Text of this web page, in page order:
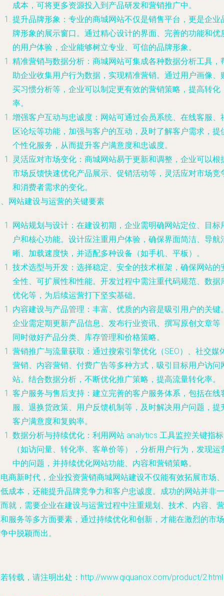
成本，可将更多资源投入到产品研发和营销推广中。
提升品牌形象：专业的商城网站不仅是销售平台，更是企业
牌形象的展示窗口。通过精心设计的界面、完善的功能和优
的用户体验，企业能够树立专业、可信的品牌形象。
精准营销与数据分析：商城网站可集成各种数据分析工具，
助企业收集用户行为数据，实现精准营销。通过用户画像、
买习惯分析等，企业可以制定更有效的营销策略，提高转化
率。
增强客户互动与忠诚度：网站可通过会员系统、在线客服、
区论坛等功能，加强与客户的互动，及时了解客户需求，提
个性化服务，从而提升客户满意度和忠诚度。
灵活应对市场变化：商城网站易于更新和调整，企业可以根
市场反馈快速优化产品展示、促销活动等，灵活应对市场竞
和消费者需求的变化。
网站建设与运营的关键要素
网站规划与设计：在建设初期，企业需明确网站定位、目标
户和核心功能。设计应注重用户体验，确保界面简洁、导航
晰、加载速度快，并适配多种设备（如手机、平板）。
技术选型与开发：选择稳定、安全的技术框架，确保网站的
全性、可扩展性和性能。开发过程中需注重代码规范、数据
优化等，为后续运营打下坚实基础。
内容建设与产品管理：丰富、优质的内容是吸引用户的关键
企业需定期更新产品信息、发布行业资讯、撰写原创文章等
同时做好产品分类、库存管理和价格策略。
营销推广与流量获取：通过搜索引擎优化（SEO）、社交媒
营销、内容营销、付费广告等多种方式，吸引目标用户访问
站。结合数据分析，不断优化推广策略，提高流量转化率。
客户服务与售后支持：建立完善的客户服务体系，包括在线
服、退换货政策、用户反馈机制等，及时解决用户问题，提
客户满意度和复购率。
数据分析与持续优化：利用网站 analytics 工具监控关键指标
（如访问量、转化率、客单价等），分析用户行为，发现运
中的问题，并持续优化网站功能、内容和营销策略。
商新时代，企业投资营销商城网站建设不仅能有效拓展市场、
成本，还能提升品牌竞争力和客户忠诚度。成功的网站并非一
就，需要企业在建设与运营过程中注重规划、技术、内容、营
服务等多方面要素，通过持续优化和创新，才能在激烈的市场
中脱颖而出。
转载，请注明出处：http://www.qiquanox.com/product/2.html